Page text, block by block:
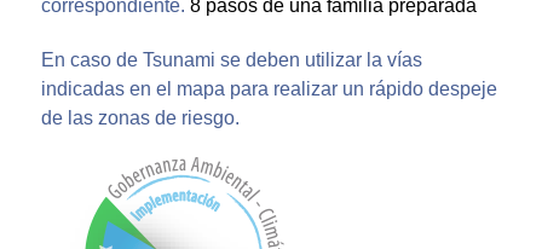
correspondiente. 8 pasos de una familia preparada
En caso de Tsunami se deben utilizar la vías
indicadas en el mapa para realizar un rápido despeje
de las zonas de riesgo.